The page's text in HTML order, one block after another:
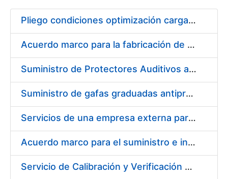
Mostra/Amaga Pliego condiciones optimización cargas compras firmado
Acuerdo marco para la fabricación de piezas
Suministro de Protectores Auditivos a medida para las personas trabajadoras de los Centros de Trabajo de Madrid y Burgos
Suministro de gafas graduadas antiproyecciones para los trabajadores de la FNMT-RCM en los centros de trabajo de Madrid y Burgos
Servicios de una empresa externa para el asesoramiento y resolución de los recursos de alzada que se presentan relacionados con procesos de selección para la FNMT-RCM
Acuerdo marco para el suministro e instalación de persianas, estores y otros complementos
Servicio de Calibración y Verificación Externa de los Equipos de Medición del Servicio de Prevención de la FNMT-RCM